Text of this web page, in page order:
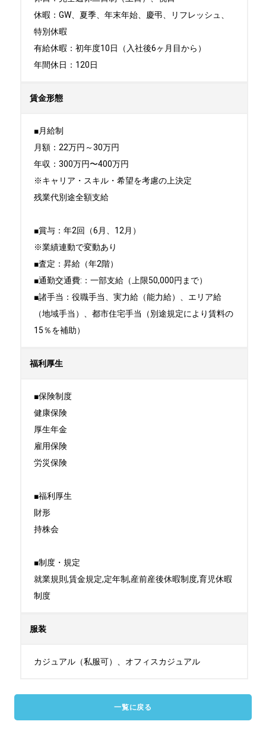
休暇：GW、夏季、年末年始、慶弔、リフレッシュ、
特別休暇
有給休暇：初年度10日（入社後6ヶ月目から）
年間休日：120日
賃金形態
■月給制
月額：22万円～30万円
年収：300万円〜400万円
※キャリア・スキル・希望を考慮の上決定
残業代別途全額支給
■賞与：年2回（6月、12月）
※業績連動で変動あり
■査定：昇給（年2階）
■通勤交通費:：一部支給（上限50,000円まで）
■諸手当：役職手当、実力給（能力給）、エリア給
（地域手当）、都市住宅手当（別途規定により賃料の
15％を補助）
福利厚生
■保険制度
健康保険
厚生年金
雇用保険
労災保険
■福利厚生
財形
持株会
■制度・規定
就業規則,賃金規定,定年制,産前産後休暇制度,育児休暇
制度
服装
カジュアル（私服可）、オフィスカジュアル
一覧に戻る